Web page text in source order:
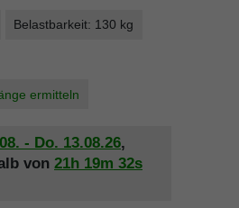
Belastbarkeit: 130 kg
ermitteln
- Do. 13.08.26,
von 21h 19m 32s